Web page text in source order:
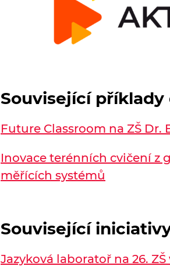
Související příklady
Future Classroom na ZŠ Dr.
Inovace terénních cvičení z
měřících systémů
Související
Jazyková laboratoř na 26. ZŠ